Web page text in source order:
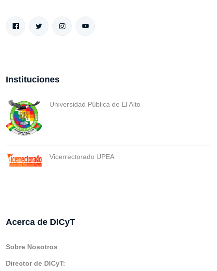
Instituciones
Universidad Pública de El Alto
Vicerrectorado UPEA
Acerca de DICyT
Sobre Nosotros
Director de DICyT: